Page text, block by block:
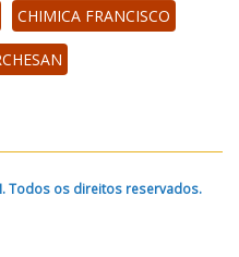
CHIMICA FRANCISCO
Todos os direitos reservados.